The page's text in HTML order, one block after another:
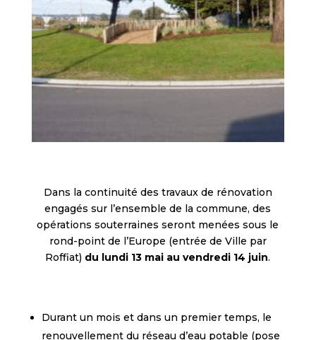
Dans la continuité des travaux de rénovation
engagés sur l’ensemble de la commune, des
opérations souterraines seront menées sous le
rond-point de l’Europe (entrée de Ville par
Roffiat) du lundi 13 mai au vendredi 14 juin.
Durant un mois et dans un premier temps, le
renouvellement du réseau d’eau potable (pose